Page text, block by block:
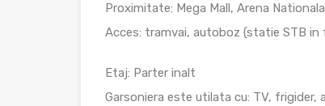
Proximitate: Mega Mall, Arena
Acces: tramvai, autoboz (statie STB in
Etaj: Parter inalt
Garsoniera este utilata cu: TV, frigider,